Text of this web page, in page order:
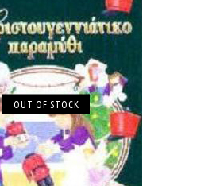
OUT OF STOCK